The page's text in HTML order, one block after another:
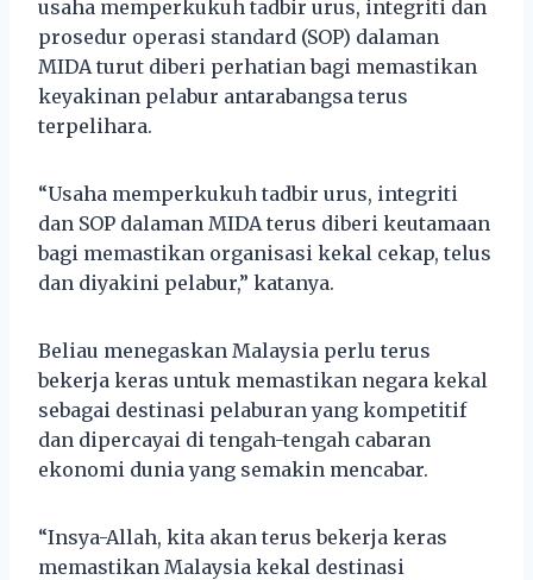
usaha memperkukuh tadbir urus, integriti dan
prosedur operasi standard (SOP) dalaman
MIDA turut diberi perhatian bagi memastikan
keyakinan pelabur antarabangsa terus
terpelihara.
“Usaha memperkukuh tadbir urus, integriti
dan SOP dalaman MIDA terus diberi keutamaan
bagi memastikan organisasi kekal cekap, telus
dan diyakini pelabur,” katanya.
Beliau menegaskan Malaysia perlu terus
bekerja keras untuk memastikan negara kekal
sebagai destinasi pelaburan yang kompetitif
dan dipercayai di tengah-tengah cabaran
ekonomi dunia yang semakin mencabar.
“Insya-Allah, kita akan terus bekerja keras
memastikan Malaysia kekal destinasi